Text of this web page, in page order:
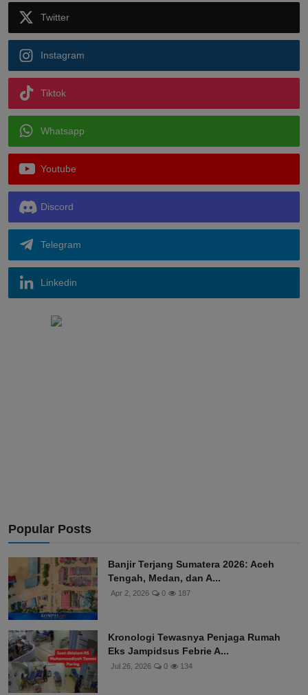
Twitter
Instagram
Tiktok
Whatsapp
Youtube
Discord
Telegram
Linkedin
Popular Posts
Banjir Terjang Sumatera 2026: Aceh
Tengah, Medan, dan A...
Apr 2, 2026 0 187
Kronologi Tewasnya Penjaga Rumah
Eks Jampidsus Febrie A...
Jul 26, 2026 0 134